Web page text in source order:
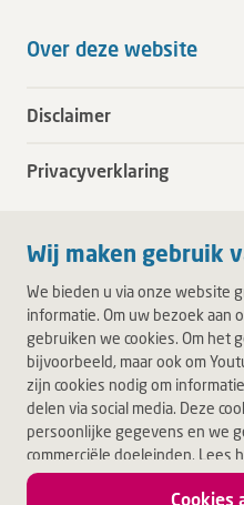
Wij maken gebruik
We bieden u via onze website
informatie. Om uw bezoek
gebruiken we cookies. Om het
bijvoorbeeld, maar ook om
zijn cookies nodig om
delen via social media. Deze
persoonlijke gegevens en we
commerciële doeleinden. Lees
Cookiebeleid. Door op
Cookies
Over deze website
Disclaimer
Privacyverklaring